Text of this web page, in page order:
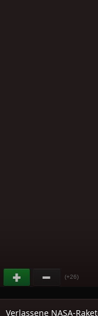
(+26)
Verlassene NASA-